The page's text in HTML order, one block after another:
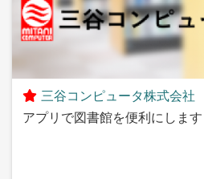
三谷コンピュータ株式会社
アプリで図書館を便利にします